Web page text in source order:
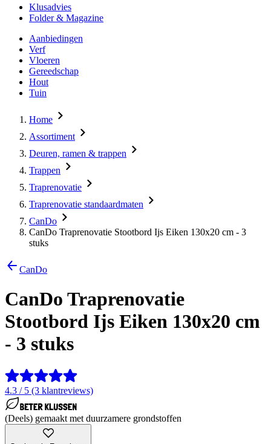
Klusadvies
Folder & Magazine
Aanbiedingen
Verf
Vloeren
Gereedschap
Hout
Tuin
Home
Assortiment
Deuren, ramen & trappen
Trappen
Traprenovatie
Traprenovatie standaardmaten
CanDo
CanDo Traprenovatie Stootbord Ijs Eiken 130x20 cm - 3
stuks
CanDo
CanDo Traprenovatie
Stootbord Ijs Eiken 130x20 cm
- 3 stuks
4.3 / 5 (3 klantreviews)
(Deels) gemaakt met duurzamere grondstoffen